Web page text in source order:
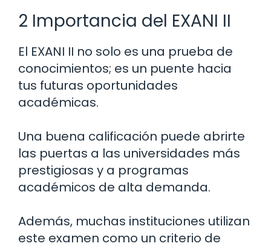
2 Importancia del EXANI II
El EXANI II no solo es una prueba de
conocimientos; es un puente hacia
tus futuras oportunidades
académicas.
Una buena calificación puede abrirte
las puertas a las universidades más
prestigiosas y a programas
académicos de alta demanda.
Además, muchas instituciones utilizan
este examen como un criterio de